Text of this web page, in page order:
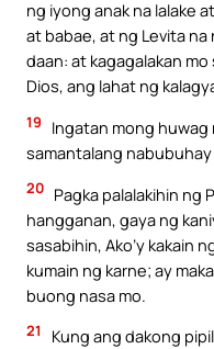
ng iyong anak na lalake
at babae, at ng Levita
daan: at kagagalakan
Dios, ang lahat ng
19
Ingatan mong huwag
samantalang
20 Pagka palalakihin ng
hangganan, gaya ng
sasabihin, Ako’y kakain
kumain ng karne; ay
buong nasa mo.
21
Kung ang dakong